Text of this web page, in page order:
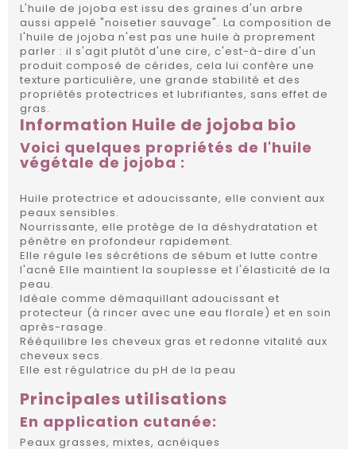
L'huile de jojoba est issu des graines d'un arbre
aussi appelé "noisetier sauvage". La composition de
l'huile de jojoba n'est pas une huile à proprement
parler : il s'agit plutôt d'une cire, c'est-à-dire d'un
produit composé de cérides, cela lui confère une
texture particulière, une grande stabilité et des
propriétés protectrices et lubrifiantes, sans effet de
gras.
Information Huile de jojoba bio
Voici quelques propriétés de l'huile
végétale de jojoba :
Huile protectrice et adoucissante, elle convient aux
peaux sensibles.
Nourrissante, elle protège de la déshydratation et
pénètre en profondeur rapidement.
Elle régule les sécrétions de sébum et lutte contre
l'acné Elle maintient la souplesse et l'élasticité de la
peau.
Idéale comme démaquillant adoucissant et
protecteur (à rincer avec une eau florale) et en soin
après-rasage.
Rééquilibre les cheveux gras et redonne vitalité aux
cheveux secs.
Elle est régulatrice du pH de la peau
Principales utilisations
En application cutanée:
Peaux grasses, mixtes, acnéiques